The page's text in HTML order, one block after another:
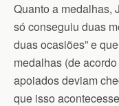
Quanto a medalhas,
só conseguiu duas
duas ocasiões” e
medalhas (de
apoiados deviam
que isso